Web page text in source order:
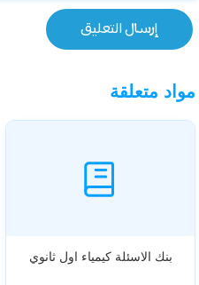
مواد متعلقة
بنك الاسئلة كيمياء اول ثانوي